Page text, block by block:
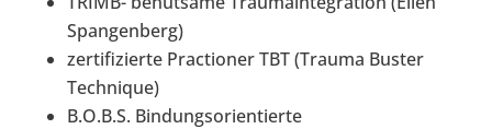
Spangenberg)
zertifizierte Practioner TBT (Trauma Buster
Technique)
B.O.B.S. Bindungsorientierte